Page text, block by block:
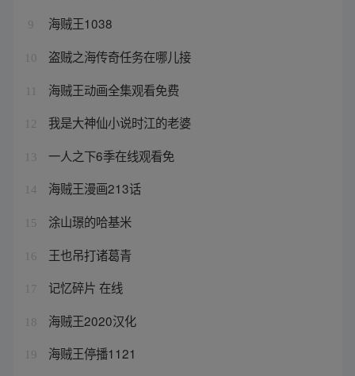
9 海贼王1038
10 盗贼之海传奇任务在哪儿接
海贼王动画全集观看免费
12 我是大神仙小说时江的老婆
13 一人之下6季在线观看免
14 海贼王漫画213话
15 涂山璟的哈基米
16 王也吊打诸葛青
17 记忆碎片 在线
18 海贼王2020汉化
19 海贼王停播1121